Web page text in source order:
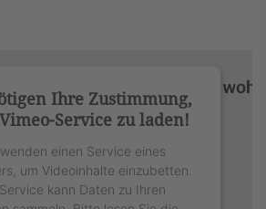
Ihre Zustimmung,
Service zu laden!
einen Service eines
um Videoinhalte einzubetten.
kann Daten zu Ihren